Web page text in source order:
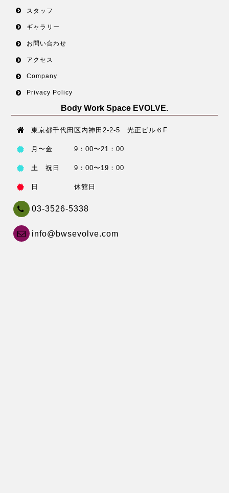
スタッフ
ギャラリー
お問い合わせ
アクセス
Company
Privacy Policy
Body Work Space EVOLVE.
東京都千代田区内神田2-2-5 光正ビル６F
月〜金 9：00〜21：00
土 祝日 9：00〜19：00
日 休館日
03-3526-5338
info@bwsevolve.com